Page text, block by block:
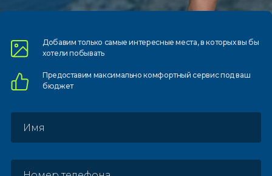
Добавим только самыеинтересные места, в которыхвы бы
хотели побывать
Предоставим максимально комфортныйсервис под ваш
бюджет